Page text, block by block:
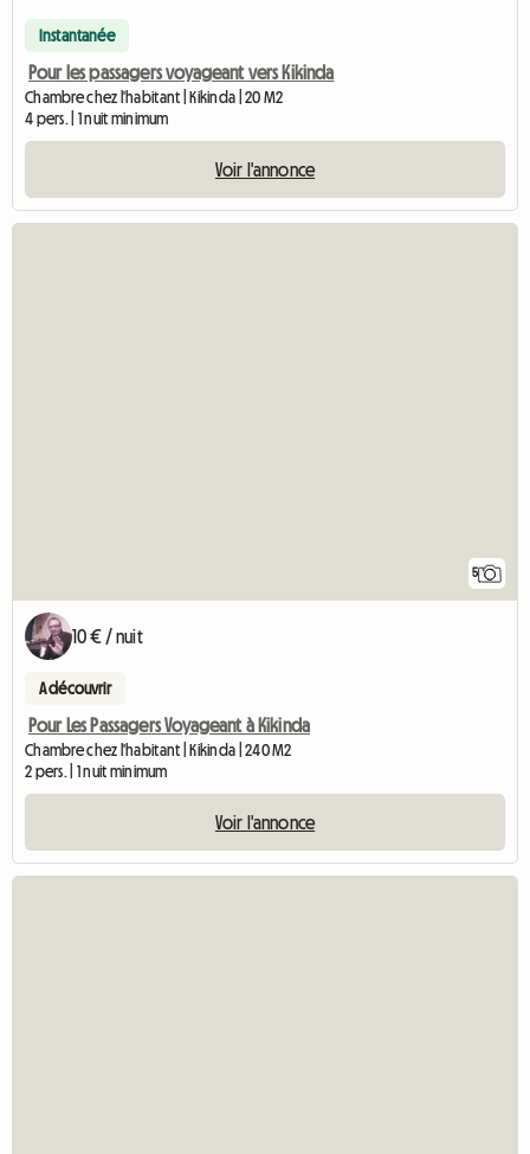
Instantanée
Pour les passagers voyageant vers Kikinda
Chambre chez l'habitant | Kikinda | 20 M2
4 pers. | 1 nuit minimum
Voir l'annonce
5
10 € / nuit
A découvrir
Pour Les Passagers Voyageant à Kikinda
Chambre chez l'habitant | Kikinda | 240 M2
2 pers. | 1 nuit minimum
Voir l'annonce